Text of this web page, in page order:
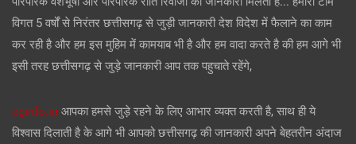
विगत 5 वर्षों से निरंतर छत्तीसगढ़ से जुड़ी जानकारी देश विदेश में फैलाने का काम
कर रही है और हम इस मुहिम में कामयाब भी है और हम वादा करते है की हम आगे भी
इसी तरह छत्तीसगढ़ से जुड़े जानकारी आप तक पहुचाते रहेंगे,
cginfo.in आपका हमसे जुड़े रहने के लिए आभार व्यक्त करती है, साथ ही ये
विश्वास दिलाती है के आगे भी आपको छत्तीसगढ़ की जानकारी अपने बेहतरीन अंदाज